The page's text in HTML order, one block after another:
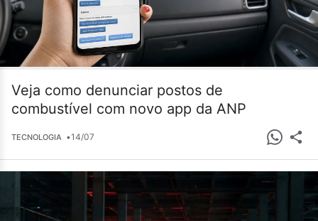
Veja como denunciar postos de
combustível com novo app da ANP
TECNOLOGIA •14/07